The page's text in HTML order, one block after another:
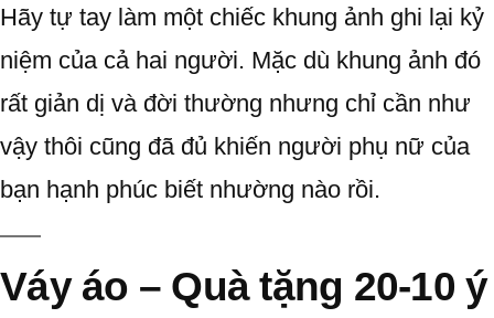
Hãy tự tay làm một chiếc khung ảnh ghi lại kỷ
niệm của cả hai người. Mặc dù khung ảnh đó
rất giản dị và đời thường nhưng chỉ cần như
vậy thôi cũng đã đủ khiến người phụ nữ của
bạn hạnh phúc biết nhường nào rồi.
Váy áo – Quà tặng 20-10 ý